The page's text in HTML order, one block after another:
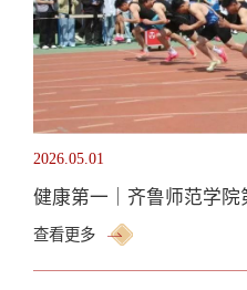
2026.05.01
健康第一｜齐鲁师范学院
查看更多